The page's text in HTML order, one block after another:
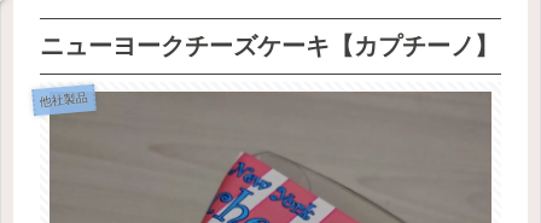
ニューヨークチーズケーキ【カプチーノ】
他社製品